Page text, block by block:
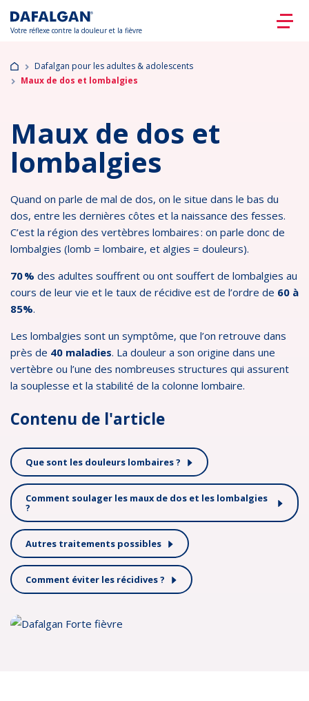
Votre réflexe contre la douleur et la fièvre
Dafalgan pour les adultes & adolescents
Maux de dos et lombalgies
Maux de dos et
lombalgies
Quand on parle de mal de dos, on le situe dans le bas du
dos, entre les dernières côtes et la naissance des fesses.
C’est la région des vertèbres lombaires : on parle donc de
lombalgies (lomb = lombaire, et algies = douleurs).
70 % des adultes souffrent ou ont souffert de lombalgies au
cours de leur vie et le taux de récidive est de l’ordre de 60 à
85%.
Les lombalgies sont un symptôme, que l’on retrouve dans
près de 40 maladies. La douleur a son origine dans une
vertèbre ou l’une des nombreuses structures qui assurent
la souplesse et la stabilité de la colonne lombaire.
Contenu de l'article
Que sont les douleurs lombaires ?
Comment soulager les maux de dos et les lombalgies
?
Autres traitements possibles
Comment éviter les récidives ?